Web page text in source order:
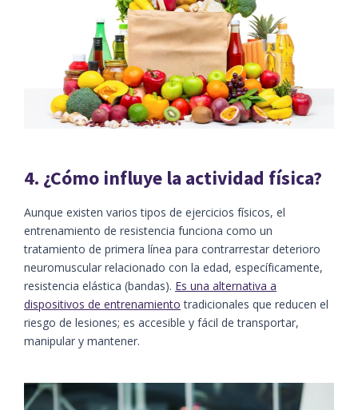
4. ¿Cómo influye la actividad física?
Aunque existen varios tipos de ejercicios físicos, el
entrenamiento de resistencia funciona como un
tratamiento de primera línea para contrarrestar deterioro
neuromuscular relacionado con la edad, específicamente,
resistencia elástica (bandas). Es una alternativa a
dispositivos de entrenamiento tradicionales que reducen el
riesgo de lesiones; es accesible y fácil de transportar,
manipular y mantener.